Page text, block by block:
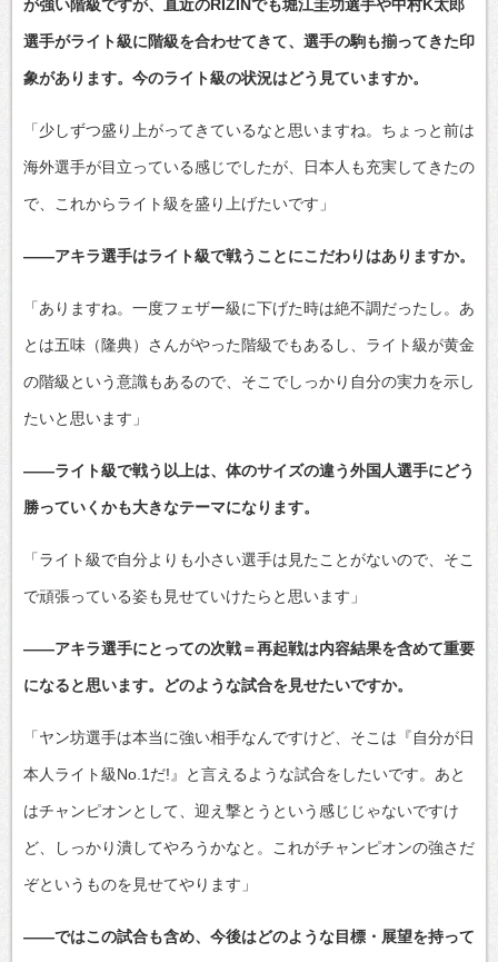
が強い階級ですが、直近のRIZINでも堀江圭功選手や中村K太郎
選手がライト級に階級を合わせてきて、選手の駒も揃ってきた印
象があります。今のライト級の状況はどう見ていますか。
「少しずつ盛り上がってきているなと思いますね。ちょっと前は
海外選手が目立っている感じでしたが、日本人も充実してきたの
で、これからライト級を盛り上げたいです」
――アキラ選手はライト級で戦うことにこだわりはありますか。
「ありますね。一度フェザー級に下げた時は絶不調だったし。あ
とは五味（隆典）さんがやった階級でもあるし、ライト級が黄金
の階級という意識もあるので、そこでしっかり自分の実力を示し
たいと思います」
――ライト級で戦う以上は、体のサイズの違う外国人選手にどう
勝っていくかも大きなテーマになります。
「ライト級で自分よりも小さい選手は見たことがないので、そこ
で頑張っている姿も見せていけたらと思います」
――アキラ選手にとっての次戦＝再起戦は内容結果を含めて重要
になると思います。どのような試合を見せたいですか。
「ヤン坊選手は本当に強い相手なんですけど、そこは『自分が日
本人ライト級No.1だ!』と言えるような試合をしたいです。あと
はチャンピオンとして、迎え撃とうという感じじゃないですけ
ど、しっかり潰してやろうかなと。これがチャンピオンの強さだ
ぞというものを見せてやります」
――ではこの試合も含め、今後はどのような目標・展望を持って